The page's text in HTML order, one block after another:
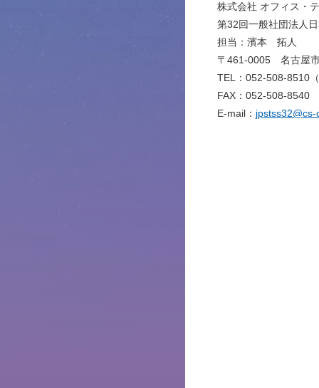
株式会社 オフィス・
第32回一般社団法人
担当：濱本 拓人
〒461-0005 名古屋
TEL：052-508-8510
FAX：052-508-8540
E-mail：